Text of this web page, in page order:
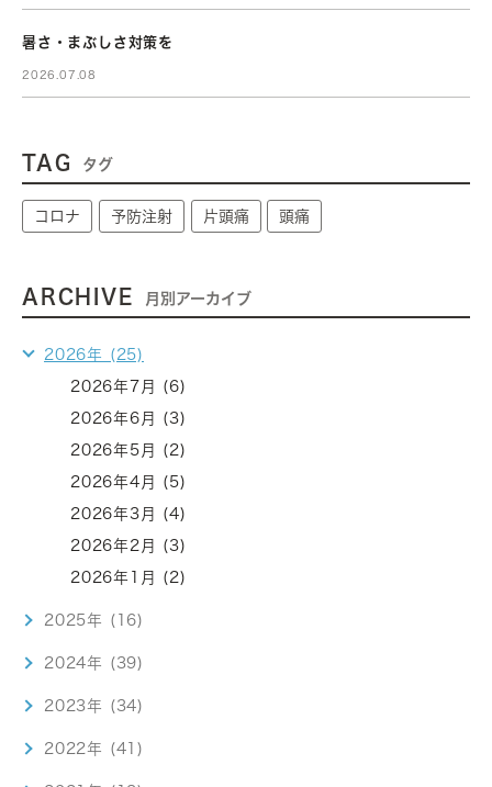
暑さ・まぶしさ対策を
2026.07.08
TAG タグ
コロナ 予防注射 片頭痛 頭痛
ARCHIVE 月別アーカイブ
2026年 (25)
2026年7月 (6)
2026年6月 (3)
2026年5月 (2)
2026年4月 (5)
2026年3月 (4)
2026年2月 (3)
2026年1月 (2)
2025年 (16)
2024年 (39)
2023年 (34)
2022年 (41)